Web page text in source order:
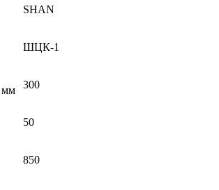
SHAN
ШЦК-1
мм 300
50
850